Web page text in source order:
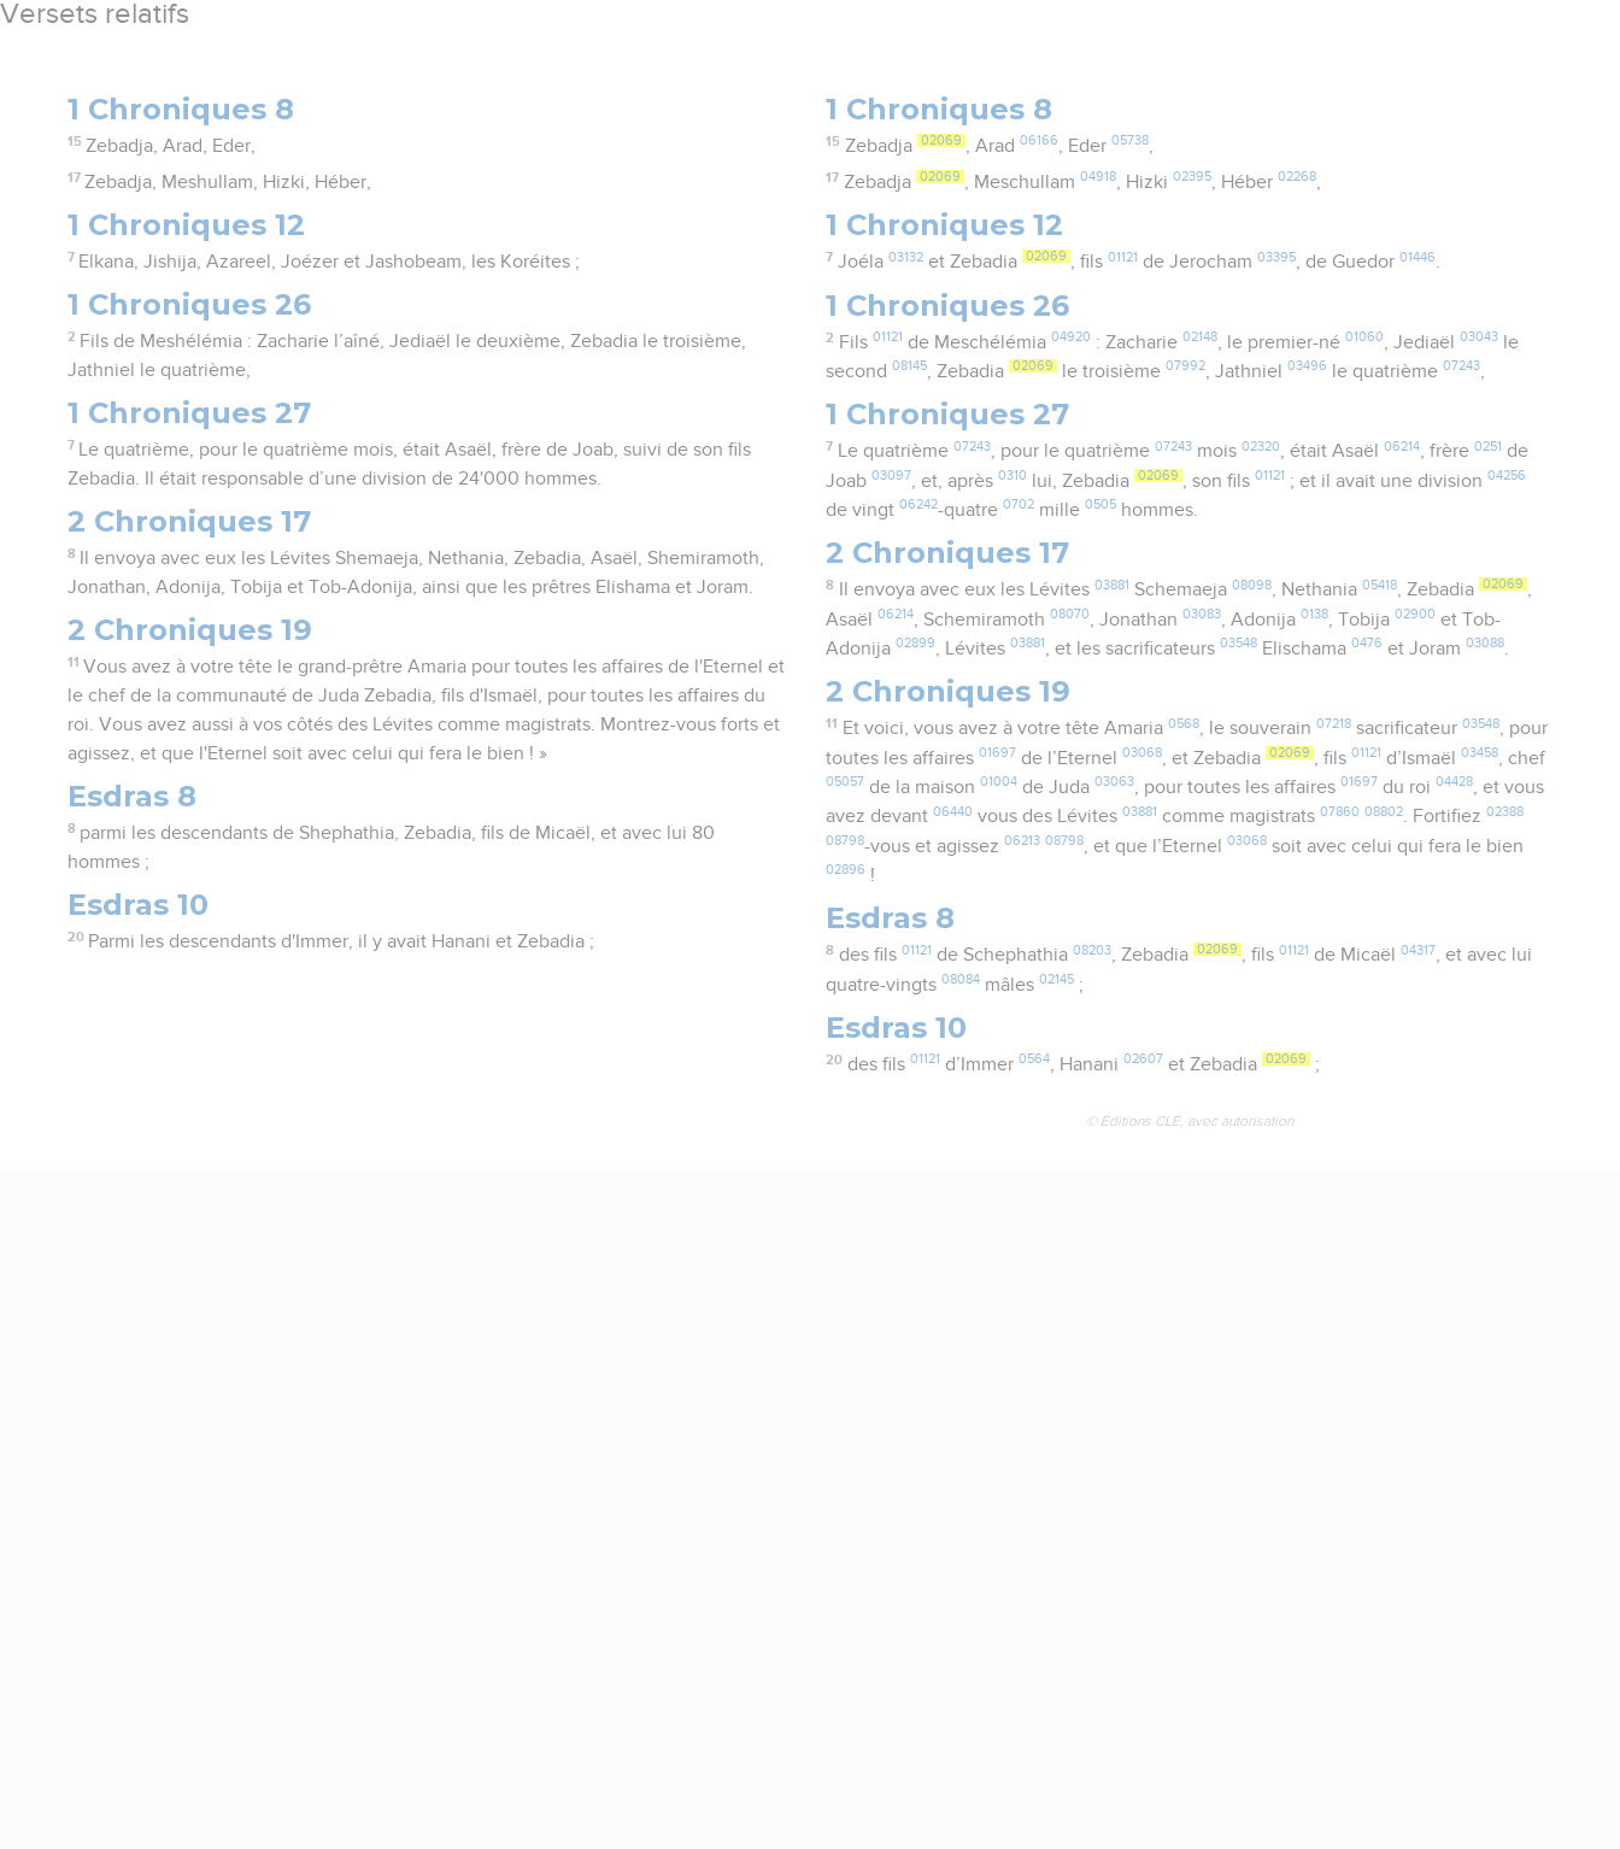
Versets relatifs
1 Chroniques 8
15 Zebadja, Arad, Eder,
17 Zebadja, Meshullam, Hizki, Héber,
1 Chroniques 12
7 Elkana, Jishija, Azareel, Joézer et Jashobeam, les Koréites ;
1 Chroniques 26
2 Fils de Meshélémia : Zacharie l’aîné, Jediaël le deuxième, Zebadia le troisième,
Jathniel le quatrième,
1 Chroniques 27
7
Le quatrième, pour le quatrième mois, était Asaël, frère de Joab, suivi de son fils
Zebadia. Il était responsable d’une division de 24'000 hommes.
2 Chroniques 17
8
Il envoya avec eux les Lévites Shemaeja, Nethania, Zebadia, Asaël, Shemiramoth,
Jonathan, Adonija, Tobija et Tob-Adonija, ainsi que les prêtres Elishama et Joram.
2 Chroniques 19
11 Vous avez à votre tête le grand-prêtre Amaria pour toutes les affaires de l'Eternel et
le chef de la communauté de Juda Zebadia, fils d'Ismaël, pour toutes les affaires du
roi. Vous avez aussi à vos côtés des Lévites comme magistrats. Montrez-vous forts et
agissez, et que l'Eternel soit avec celui qui fera le bien ! »
Esdras 8
8 parmi les descendants de Shephathia, Zebadia, fils de Micaël, et avec lui 80
hommes ;
Esdras 10
20 Parmi les descendants d'Immer, il y avait Hanani et Zebadia ;
1 Chroniques 8
15 Zebadja 02069 , Arad 06166 , Eder 05738,
17 Zebadja 02069 , Meschullam 04918, Hizki 02395, Héber 02268,
1 Chroniques 12
7 Joéla 03132et Zebadia 02069 , fils 01121 de Jerocham 03395, de Guedor 01446.
1 Chroniques 26
2 Fils 01121 de Meschélémia 04920 : Zacharie 02148, le premier-né 01060 , Jediaël 03043le
second08145, Zebadia 02069 le troisième07992, Jathniel03496 le quatrième07243,
1 Chroniques 27
7 Le quatrième 07243, pour le quatrième 07243mois 02320, était Asaël 06214, frère 0251
de
Joab03097 , et, après0310 lui, Zebadia 02069 , son fils01121 ; et il avait une division04256
de vingt06242-quatre0702 mille0505 hommes.
2 Chroniques 17
8 Il envoya avec eux les Lévites 03881 Schemaeja 08098, Nethania 05418, Zebadia 02069 ,
Asaël06214 , Schemiramoth08070 , Jonathan03083 , Adonija0138 , Tobija02900 et Tob-
Adonija02899, Lévites03881 , et les sacrificateurs03548 Elischama0476 et Joram03088.
2 Chroniques 19
11 Et voici, vous avez à votre tête Amaria 0568, le souverain 07218sacrificateur 03548, pour
toutes les affaires01697 de l’Eternel03068 , et Zebadia 02069 , fils01121 d’Ismaël03458 , chef
05057 de la maison01004 de Juda03063, pour toutes les affaires01697 du roi04428, et vous
avez devant06440 vous des Lévites03881 comme magistrats07860 08802. Fortifiez02388
08798-vous et agissez06213 08798 , et que l’Eternel03068 soit avec celui qui fera le bien
02896 !
Esdras 8
8 des fils 01121 de Schephathia 08203, Zebadia 02069 , fils 01121 de Micaël 04317, et avec lui
quatre-vingts08084 mâles02145 ;
Esdras 10
20 des fils 01121 d’Immer 0564, Hanani 02607 et Zebadia 02069 ;
© Éditions CLÉ, avec autorisation